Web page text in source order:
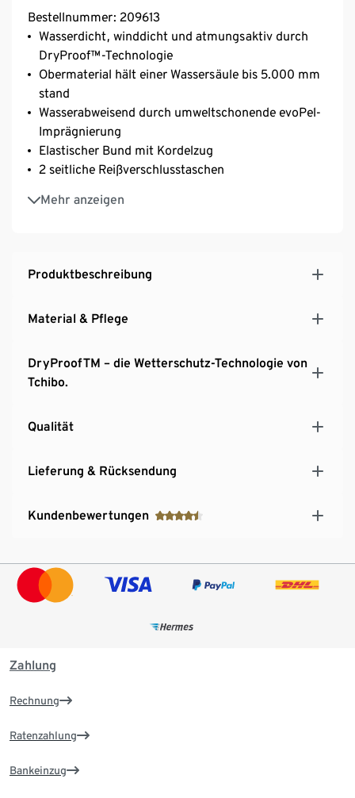
Bestellnummer: 209613
Wasserdicht, winddicht und atmungsaktiv durch
DryProof™-Technologie
Obermaterial hält einer Wassersäule bis 5.000 mm
stand
Wasserabweisend durch umweltschonende evoPel-
Imprägnierung
Elastischer Bund mit Kordelzug
2 seitliche Reißverschlusstaschen
Mehr anzeigen
Klettverschluss am Bein zur Weitenregulierung
Mesh-Innenfutter für ein angenehmes Körperklima
Unisex
Produktbeschreibung
Material & Pflege
DryProofTM – die Wetterschutz-Technologie von
Tchibo.
Qualität
Lieferung & Rücksendung
Kundenbewertungen
Zahlung
Rechnung
Ratenzahlung
Bankeinzug